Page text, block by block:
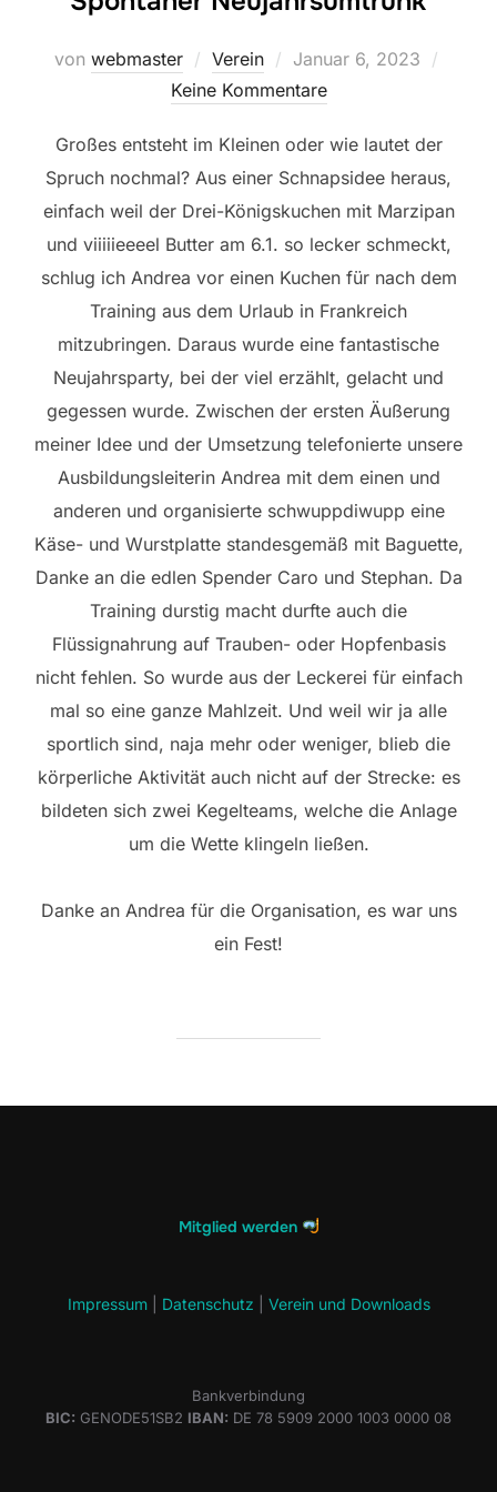
von webmaster Verein
Veröffentlicht
am
Januar 6, 2023
Keine Kommentare
Großes entsteht im Kleinen oder wie lautet der
Spruch nochmal? Aus einer Schnapsidee heraus,
einfach weil der Drei-Königskuchen mit Marzipan
und viiiiieeeel Butter am 6.1. so lecker schmeckt,
schlug ich Andrea vor einen Kuchen für nach dem
Training aus dem Urlaub in Frankreich
mitzubringen. Daraus wurde eine fantastische
Neujahrsparty, bei der viel erzählt, gelacht und
gegessen wurde. Zwischen der ersten Äußerung
meiner Idee und der Umsetzung telefonierte unsere
Ausbildungsleiterin Andrea mit dem einen und
anderen und organisierte schwuppdiwupp eine
Käse- und Wurstplatte standesgemäß mit Baguette,
Danke an die edlen Spender Caro und Stephan. Da
Training durstig macht durfte auch die
Flüssignahrung auf Trauben- oder Hopfenbasis
nicht fehlen. So wurde aus der Leckerei für einfach
mal so eine ganze Mahlzeit. Und weil wir ja alle
sportlich sind, naja mehr oder weniger, blieb die
körperliche Aktivität auch nicht auf der Strecke: es
bildeten sich zwei Kegelteams, welche die Anlage
um die Wette klingeln ließen.
Danke an Andrea für die Organisation, es war uns
ein Fest!
Mitglied werden
Impressum| Datenschutz Verein und Downloads
Bankverbindung
BIC: GENODE51SB2 IBAN: DE 78 5909 2000 1003 0000 08